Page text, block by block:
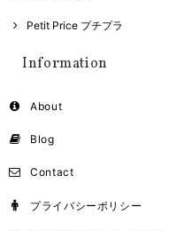
Petit Price プチプラ
Information
About
Blog
Contact
プライバシーポリシー